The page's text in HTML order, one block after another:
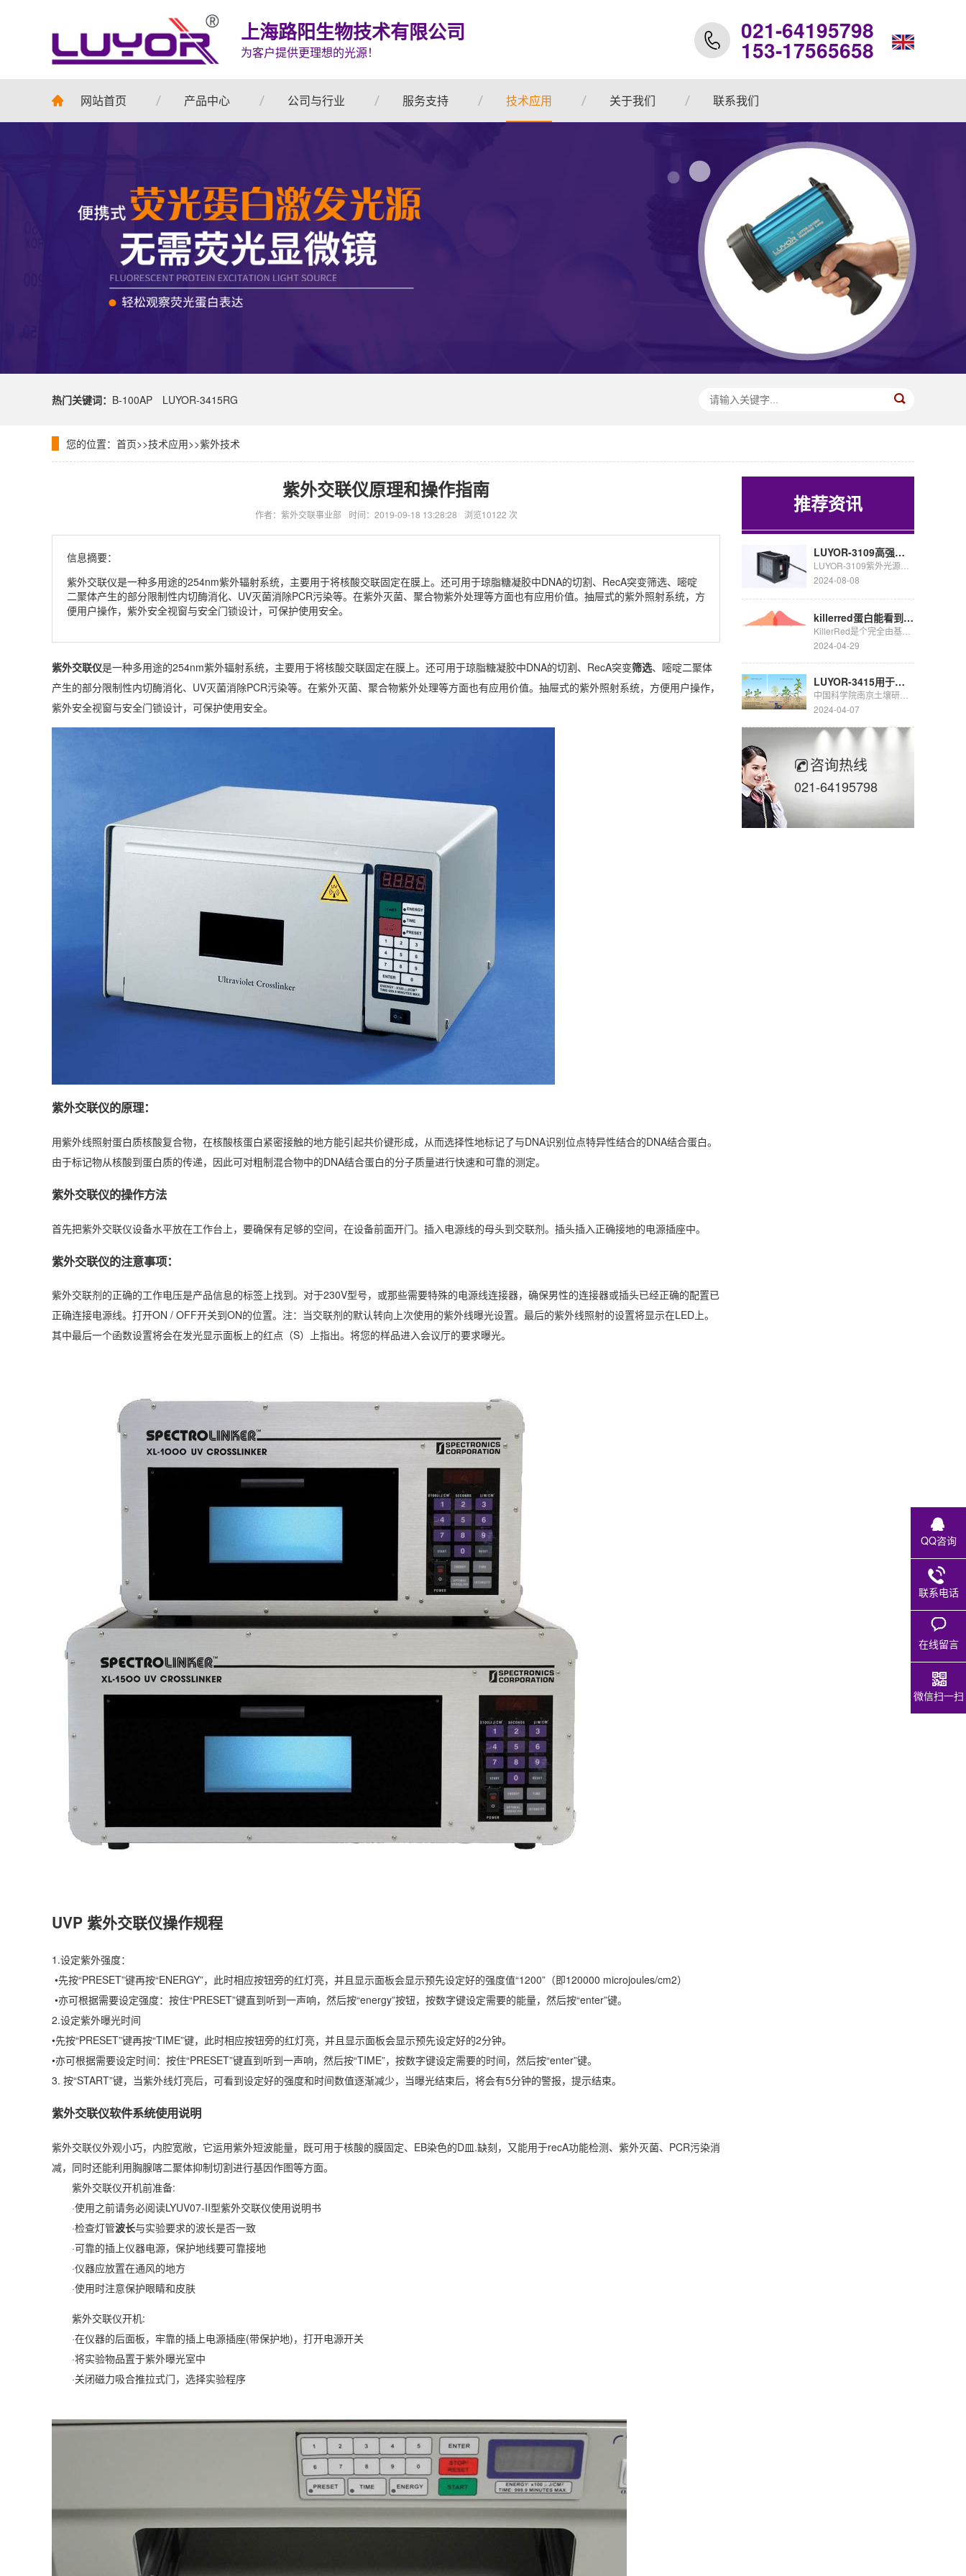
上海路阳生物技术有限公司
为客户提供更理想的光源！
021-64195798
153-17565658
网站首页 产品中心 公司与行业 服务支持 技术应用 关于我们 联系我们
热门关键词： B-100AP LUYOR-3415RG
您的位置： 首页>>技术应用>>紫外技术
推荐资讯
LUYOR-3109高强度紫外催化光源促销
2024-08-08
killerred蛋白能看到荧光吗
2024-04-29
LUYOR-3415用于豆科生物固氮的研究
2024-04-07
咨询热线
021-64195798
紫外交联仪原理和操作指南
作者：紫外交联事业部 时间：2019-09-18 13:28:28 浏览10122 次
信息摘要：
紫外交联仪是一种多用途的254nm紫外辐射系统，主要用于将核酸交联固定在膜上。还可用于琼脂糖凝胶中DNA的切割、RecA突变筛选、嘧啶
二聚体产生的部分限制性内切酶消化、UV灭菌消除PCR污染等。在紫外灭菌、聚合物紫外处理等方面也有应用价值。抽屉式的紫外照射系统，方
便用户操作，紫外安全视窗与安全门锁设计，可保护使用安全。
紫外交联仪是一种多用途的254nm紫外辐射系统，主要用于将核酸交联固定在膜上。还可用于琼脂糖凝胶中DNA的切割、RecA突变筛选、嘧啶二聚体
产生的部分限制性内切酶消化、UV灭菌消除PCR污染等。在紫外灭菌、聚合物紫外处理等方面也有应用价值。抽屉式的紫外照射系统，方便用户操作，
紫外安全视窗与安全门锁设计，可保护使用安全。
紫外交联仪的原理：
用紫外线照射蛋白质核酸复合物，在核酸核蛋白紧密接触的地方能引起共价键形成，从而选择性地标记了与DNA识别位点特异性结合的DNA结合蛋白。
由于标记物从核酸到蛋白质的传递，因此可对粗制混合物中的DNA结合蛋白的分子质量进行快速和可靠的测定。
紫外交联仪的操作方法
首先把紫外交联仪设备水平放在工作台上，要确保有足够的空间，在设备前面开门。插入电源线的母头到交联剂。插头插入正确接地的电源插座中。
紫外交联仪的注意事项：
紫外交联剂的正确的工作电压是产品信息的标签上找到。对于230V型号，或那些需要特殊的电源线连接器，确保男性的连接器或插头已经正确的配置已
正确连接电源线。打开ON / OFF开关到ON的位置。注：当交联剂的默认转向上次使用的紫外线曝光设置。最后的紫外线照射的设置将显示在LED上。
其中最后一个函数设置将会在发光显示面板上的红点（S）上指出。将您的样品进入会议厅的要求曝光。
UVP 紫外交联仪操作规程
1.设定紫外强度：
•先按“PRESET”键再按“ENERGY”，此时相应按钮旁的红灯亮，并且显示面板会显示预先设定好的强度值“1200”（即120000 microjoules/cm2）
•亦可根据需要设定强度：按住“PRESET”键直到听到一声响，然后按“energy”按钮，按数字键设定需要的能量，然后按“enter”键。
2.设定紫外曝光时间
•先按“PRESET”键再按“TIME”键，此时相应按钮旁的红灯亮，并且显示面板会显示预先设定好的2分钟。
•亦可根据需要设定时间：按住“PRESET”键直到听到一声响，然后按“TIME”，按数字键设定需要的时间，然后按“enter”键。
3. 按“START”键，当紫外线灯亮后，可看到设定好的强度和时间数值逐渐减少，当曝光结束后，将会有5分钟的警报，提示结束。
紫外交联仪软件系统使用说明
紫外交联仪外观小巧，内腔宽敞，它运用紫外短波能量，既可用于核酸的膜固定、EB染色的D皿.缺刻，又能用于recA功能检测、紫外灭菌、PCR污染消
减，同时还能利用胸腺喀二聚体抑制切割进行基因作图等方面。
紫外交联仪开机前准备:
·使用之前请务必阅读LYUV07-II型紫外交联仪使用说明书
·检查灯管波长与实验要求的波长是否一致
·可靠的插上仪器电源，保护地线要可靠接地
·仪器应放置在通风的地方
·使用时注意保护眼睛和皮肤
紫外交联仪开机:
·在仪器的后面板，牢靠的插上电源插座(带保护地)，打开电源开关
·将实验物品置于紫外曝光室中
·关闭磁力吸合推拉式门，选择实验程序
QQ咨询
联系电话
在线留言
微信扫一扫